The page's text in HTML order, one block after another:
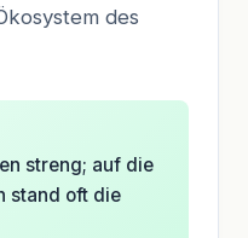
des
streng; auf die
stand oft die